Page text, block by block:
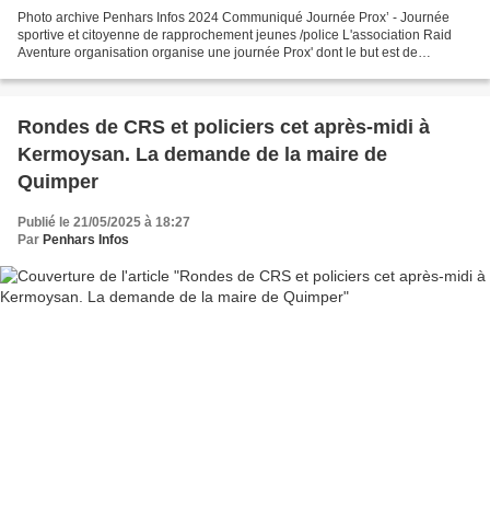
Photo archive Penhars Infos 2024 Communiqué Journée Prox’ - Journée
sportive et citoyenne de rapprochement jeunes /police L'association Raid
Aventure organisation organise une journée Prox' dont le but est de
Rondes de CRS et policiers cet après-midi à
Kermoysan. La demande de la maire de
Quimper
Publié le 21/05/2025 à 18:27
Par Penhars Infos